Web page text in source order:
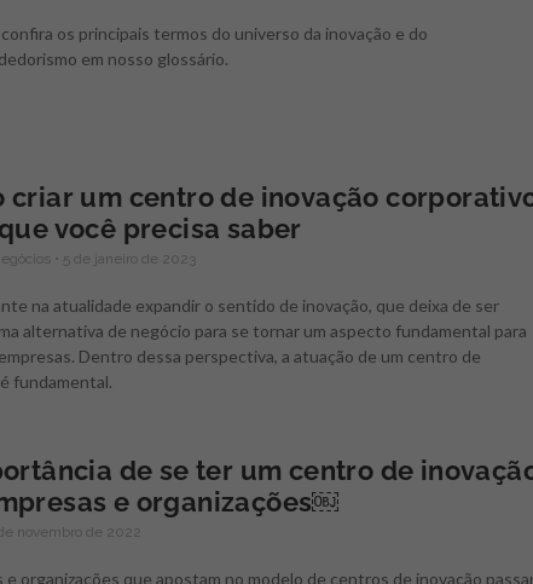
confira os principais termos do universo da inovação e do
em nosso glossário.
criar um centro de inovação
você precisa saber
5 de janeiro de 2023
na atualidade expandir o sentido de inovação, que deixa de ser
alternativa de negócio para se tornar um aspecto fundamental para
Dentro dessa perspectiva, a atuação de um centro de
fundamental.
de se ter um centro de
e organizações￼
novembro de 2022
e organizações que apostam no modelo de centros de inovação